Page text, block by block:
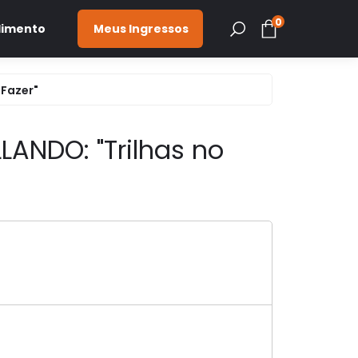
Meus Ingressos 0
"Trilhas no